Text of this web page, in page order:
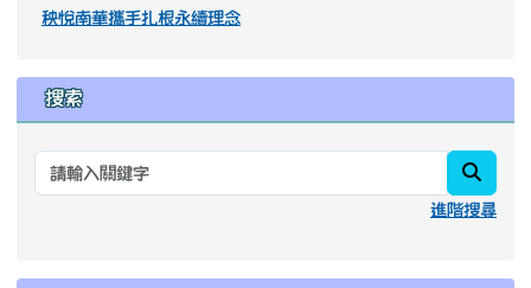
秧悅南華攜手扎根永續理念
搜索
進階搜尋